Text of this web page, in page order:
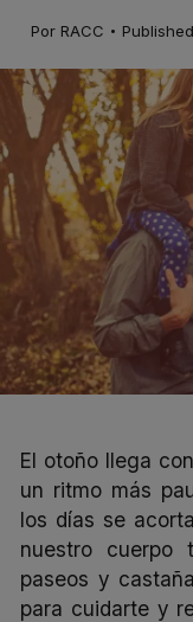
Por RACC ·
El otoño llega
un ritmo más
los días se
nuestro cuerpo
paseos y
para cuidarte y